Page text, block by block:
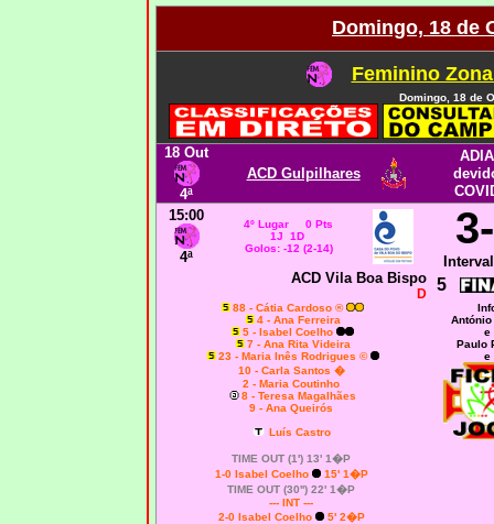
Domingo, 18 de
Feminino
Domingo, 18 de
18 Out
4ª
ACD Gulpilhares
15:00
4ª
4º Lugar 0 Pts
1J 1D
Golos: -12 (2-14)
ACD Vila Boa Bispo
D 5
88 - Cátia Cardoso ®
4 - Ana Ferreira
5 - Isabel Coelho
7 - Ana Rita Videira
23 - Maria Inês Rodrigues ©
10 - Carla Santos �
2 - Maria Coutinho
8 - Teresa Magalhães
9 - Ana Queirós
Luís Castro
TIME OUT (1') 13' 1�P
1-0 Isabel Coelho
15' 1�P
TIME OUT (30'') 22' 1�P
--- INT ---
2-0 Isabel Coelho
5' 2�P
António
e
Paulo
e